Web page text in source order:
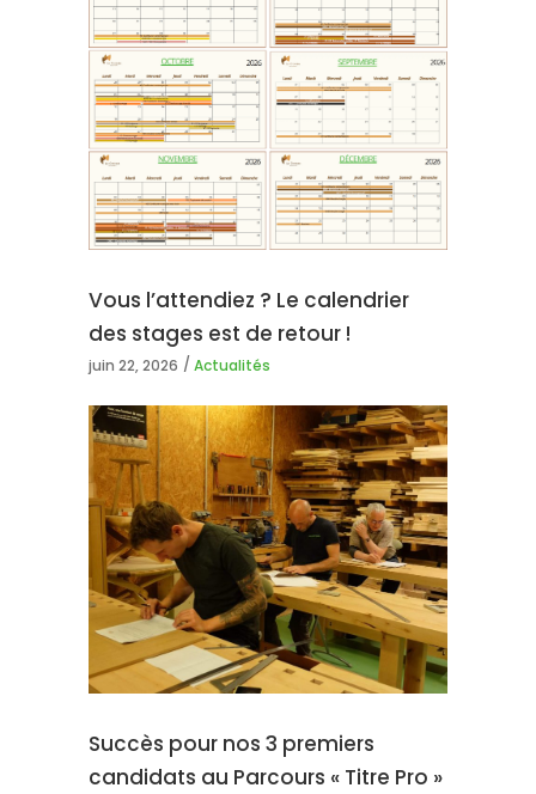
Vous l’attendiez ? Le calendrier
des stages est de retour !
juin 22, 2026 Actualités
Succès pour nos 3 premiers
candidats au Parcours « Titre Pro »